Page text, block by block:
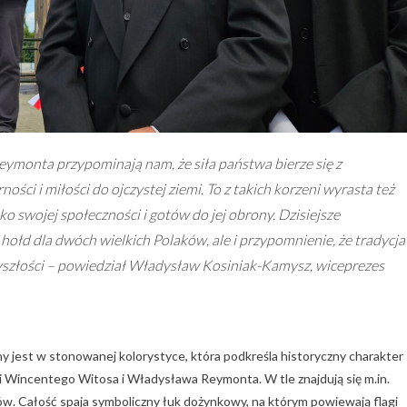
przypominają nam, że siła państwa bierze się z
i miłości do ojczystej ziemi. To z takich korzeni wyrasta też
swojej społeczności i gotów do jej obrony. Dzisiejsze
dla dwóch wielkich Polaków, ale i przypomnienie, że
– powiedział Władysław Kosiniak-Kamysz, wiceprezes
jest w stonowanej kolorystyce, która podkreśla historyczny charakter
Witosa i Władysława Reymonta. W tle znajdują się m.in.
Całość spaja symboliczny łuk dożynkowy, na którym powiewają flagi